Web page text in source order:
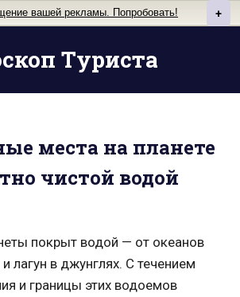
вашей рекламы. Попробовать! +
Туриста
места на планете
чистой водой
покрыт водой — от океанов
лагун в джунглях. С течением
и границы этих водоемов